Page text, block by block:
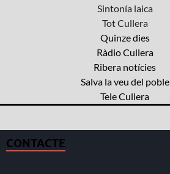
Sintonía laica
Tot Cullera
Quinze dies
Ràdio Cullera
Ribera notícies
Salva la veu del poble
Tele Cullera
CONTACTE